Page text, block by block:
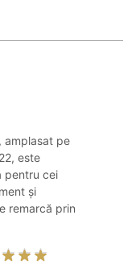
amplasat pe
este
pentru cei
și
remarcă prin